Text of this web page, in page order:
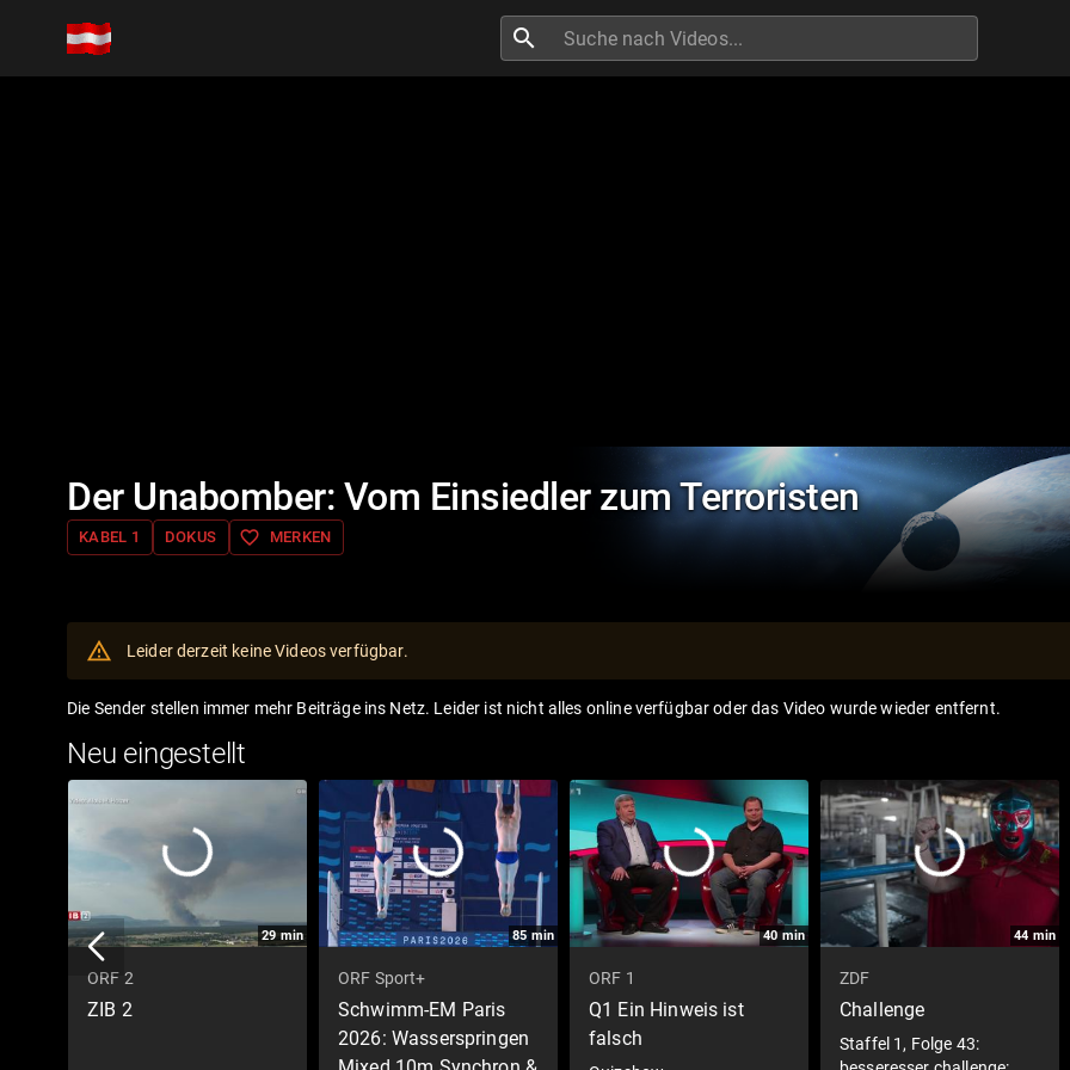
search
Der Unabomber: Vom Einsiedler zum Terroristen
KABEL 1 DOKUS favorite_border MERKEN
Leider derzeit keine Videos verfügbar.
Die Sender stellen immer mehr Beiträge ins Netz. Leider ist nicht alles online verfügbar oder das Video wurde wieder entfernt.
Neu eingestellt
29min
ORF 2
ZIB 2
85min
ORF Sport+
Schwimm-EM Paris
2026: Wasserspringen
40 min
ORF 1
Q1 Ein Hinweis ist
falsch
44 min
ZDF
Challenge
Staffel 1, Folge 43: